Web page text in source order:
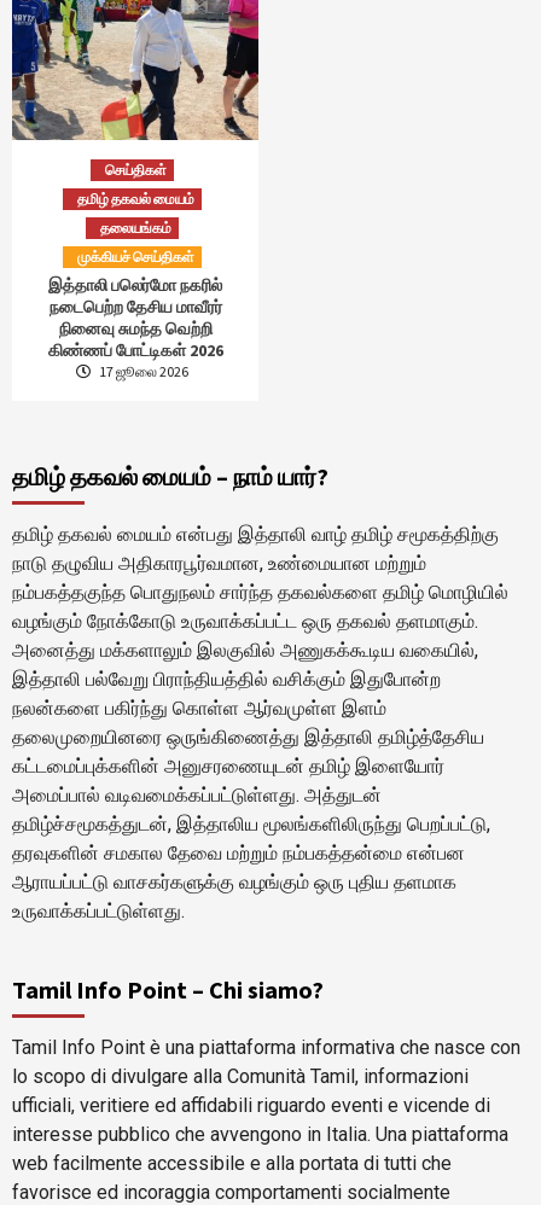
செய்திகள்
தமிழ் தகவல் மையம்
தலையங்கம்
முக்கியச் செய்திகள்
இத்தாலி பலெர்மோ நகரில்
நடைபெற்ற தேசிய மாவீரர்
நினைவு சுமந்த வெற்றி
கிண்ணப் போட்டிகள் 2026
17 ஜூலை 2026
தமிழ் தகவல் மையம் – நாம் யார்?
தமிழ் தகவல் மையம் என்பது இத்தாலி வாழ் தமிழ் சமூகத்திற்கு
நாடு தழுவிய அதிகாரபூர்வமான, உண்மையான மற்றும்
நம்பகத்தகுந்த பொதுநலம் சார்ந்த தகவல்களை தமிழ் மொழியில்
வழங்கும் நோக்கோடு உருவாக்கப்பட்ட ஒரு தகவல் தளமாகும்.
அனைத்து மக்களாலும் இலகுவில் அணுகக்கூடிய வகையில்,
இத்தாலி பல்வேறு பிராந்தியத்தில் வசிக்கும் இதுபோன்ற
நலன்களை பகிர்ந்து கொள்ள ஆர்வமுள்ள இளம்
தலைமுறையினரை ஒருங்கிணைத்து இத்தாலி தமிழ்த்தேசிய
கட்டமைப்புக்களின் அனுசரணையுடன் தமிழ் இளையோர்
அமைப்பால் வடிவமைக்கப்பட்டுள்ளது. அத்துடன்
தமிழ்ச்சமூகத்துடன், இத்தாலிய மூலங்களிலிருந்து பெறப்பட்டு,
தரவுகளின் சமகால தேவை மற்றும் நம்பகத்தன்மை என்பன
ஆராயப்பட்டு வாசகர்களுக்கு வழங்கும் ஒரு புதிய தளமாக
உருவாக்கப்பட்டுள்ளது.
Tamil Info Point – Chi siamo?
Tamil Info Point è una piattaforma informativa che nasce con
lo scopo di divulgare alla Comunità Tamil, informazioni
ufficiali, veritiere ed affidabili riguardo eventi e vicende di
interesse pubblico che avvengono in Italia. Una piattaforma
web facilmente accessibile e alla portata di tutti che
favorisce ed incoraggia comportamenti socialmente